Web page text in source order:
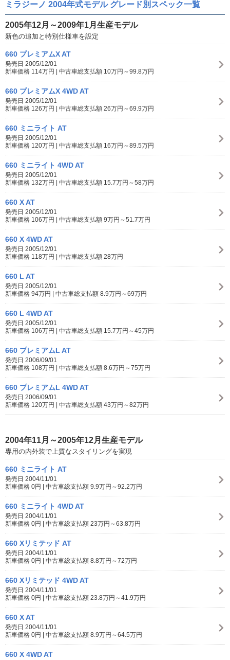
ミラジーノ 2004年式モデル グレード別スペック一覧
2005年12月～2009年1月生産モデル
新色の追加と特別仕様車を設定
660 プレミアムX AT
発売日 2005/12/01
新車価格 114万円 | 中古車総支払額 10万円～99.8万円
660 プレミアムX 4WD AT
発売日 2005/12/01
新車価格 126万円 | 中古車総支払額 26万円～69.9万円
660 ミニライト AT
発売日 2005/12/01
新車価格 120万円 | 中古車総支払額 16万円～89.5万円
660 ミニライト 4WD AT
発売日 2005/12/01
新車価格 132万円 | 中古車総支払額 15.7万円～58万円
660 X AT
発売日 2005/12/01
新車価格 106万円 | 中古車総支払額 9万円～51.7万円
660 X 4WD AT
発売日 2005/12/01
新車価格 118万円 | 中古車総支払額 28万円
660 L AT
発売日 2005/12/01
新車価格 94万円 | 中古車総支払額 8.9万円～69万円
660 L 4WD AT
発売日 2005/12/01
新車価格 106万円 | 中古車総支払額 15.7万円～45万円
660 プレミアムL AT
発売日 2006/09/01
新車価格 108万円 | 中古車総支払額 8.6万円～75万円
660 プレミアムL 4WD AT
発売日 2006/09/01
新車価格 120万円 | 中古車総支払額 43万円～82万円
2004年11月～2005年12月生産モデル
専用の内外装で上質なスタイリングを実現
660 ミニライト AT
発売日 2004/11/01
新車価格 0円 | 中古車総支払額 9.9万円～92.2万円
660 ミニライト 4WD AT
発売日 2004/11/01
新車価格 0円 | 中古車総支払額 23万円～63.8万円
660 Xリミテッド AT
発売日 2004/11/01
新車価格 0円 | 中古車総支払額 8.8万円～72万円
660 Xリミテッド 4WD AT
発売日 2004/11/01
新車価格 0円 | 中古車総支払額 23.8万円～41.9万円
660 X AT
発売日 2004/11/01
新車価格 0円 | 中古車総支払額 8.9万円～64.5万円
660 X 4WD AT